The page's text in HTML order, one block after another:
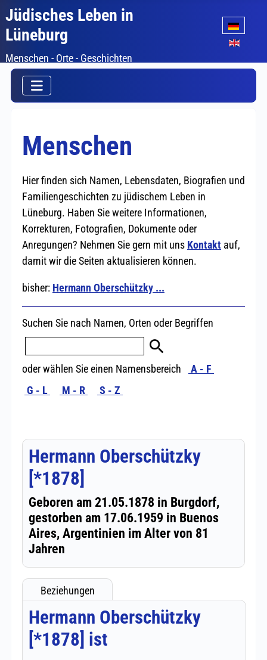
Jüdisches Leben in
Lüneburg
Menschen - Orte - Geschichten
Sprache